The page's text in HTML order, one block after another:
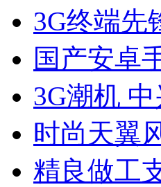
3G终端先
国产安卓
3G潮机
时尚天翼
精良做工